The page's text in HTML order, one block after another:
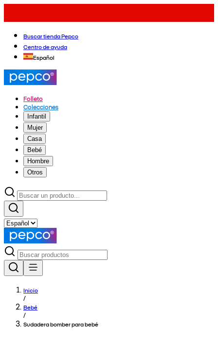
Buscar tienda Pepco
Centro de ayuda
Español
Folleto
Colecciones
Infantil
Mujer
Casa
Bebé
Hombre
Otros
Inicio
/
Bebé
/
Sudadera bomber para bebé